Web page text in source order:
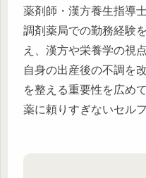
薬剤師・漢方養生指導士
調剤薬局での勤務経験
え、漢方や栄養学の視
自身の出産後の不調を
を整える重要性を広めて
薬に頼りすぎないセル